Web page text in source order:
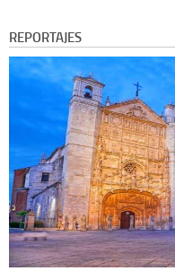
REPORTAJES